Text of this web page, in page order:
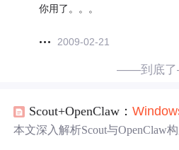
你用了。。。
2009-02-21
——到底
Scout+OpenClaw：
本文深入解析Scout与OpenClaw